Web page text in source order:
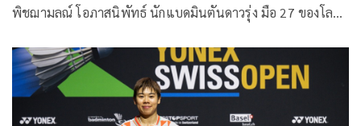
พิชฌามลณ์ โอภาสนิพัทธ์ นักแบดมินตันดาวรุ่ง มือ 27 ของโล…